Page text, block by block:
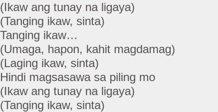
(Ikaw ang tunay na ligaya)
(Tanging ikaw, sinta)
Tanging ikaw…
(Umaga, hapon, kahit magdamag)
(Laging ikaw, sinta)
Hindi magsasawa sa piling mo
(Ikaw ang tunay na ligaya)
(Tanging ikaw, sinta)